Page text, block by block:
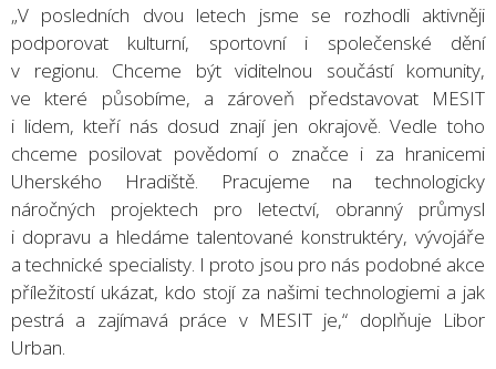
„V posledních dvou letech jsme se rozhodli aktivněji
podporovat kulturní, sportovní i společenské dění
v regionu. Chceme být viditelnou součástí komunity,
ve které působíme, a zároveň představovat MESIT
i lidem, kteří nás dosud znají jen okrajově. Vedle toho
chceme posilovat povědomí o značce i za hranicemi
Uherského Hradiště. Pracujeme na technologicky
náročných projektech pro letectví, obranný průmysl
i dopravu a hledáme talentované konstruktéry, vývojáře
a technické specialisty. I proto jsou pro nás podobné akce
příležitostí ukázat, kdo stojí za našimi technologiemi a jak
pestrá a zajímavá práce v MESIT je,“ doplňuje Libor
Urban.